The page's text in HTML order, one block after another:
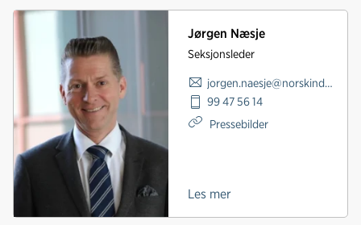
Jørgen Næsje
Seksjonsleder
jorgen.naesje@norskindustri.no
99 47 56 14
Pressebilder
Les mer